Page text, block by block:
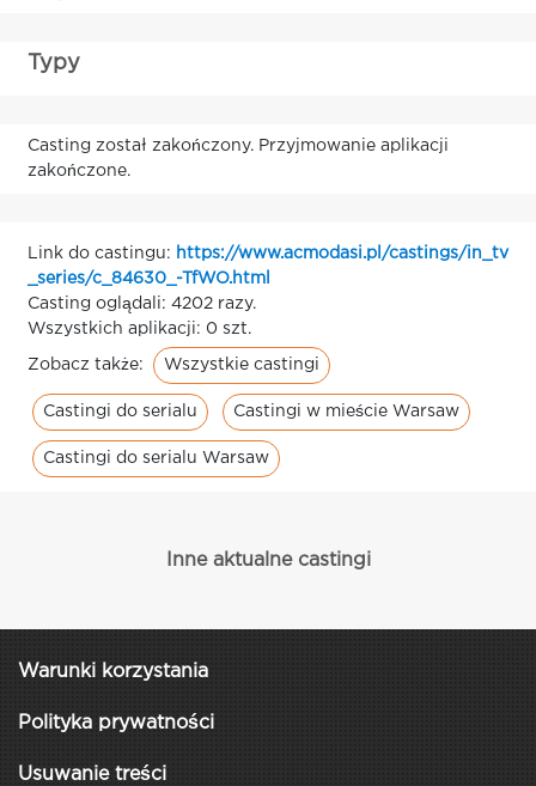
Typy
Casting został zakończony. Przyjmowanie aplikacji
zakończone.
Link do castingu: https://www.acmodasi.pl/castings/in_tv
_series/c_84630_-TfWO.html
Casting oglądali: 4202 razy.
Wszystkich aplikacji: 0 szt.
Zobacz także: Wszystkie castingi
Castingi do serialu Castingi w mieście Warsaw
Castingi do serialu Warsaw
Inne aktualne castingi
Warunki korzystania
Polityka prywatności
Usuwanie treści